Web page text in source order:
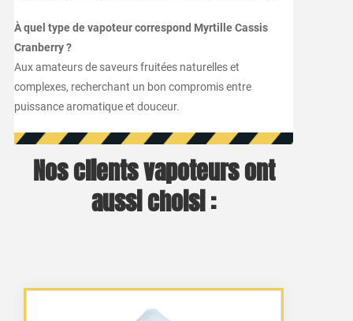
À quel type de vapoteur correspond Myrtille Cassis
Cranberry ?
Aux amateurs de saveurs fruitées naturelles et
complexes, recherchant un bon compromis entre
puissance aromatique et douceur.
Nos clients vapoteurs ont
aussi choisi :